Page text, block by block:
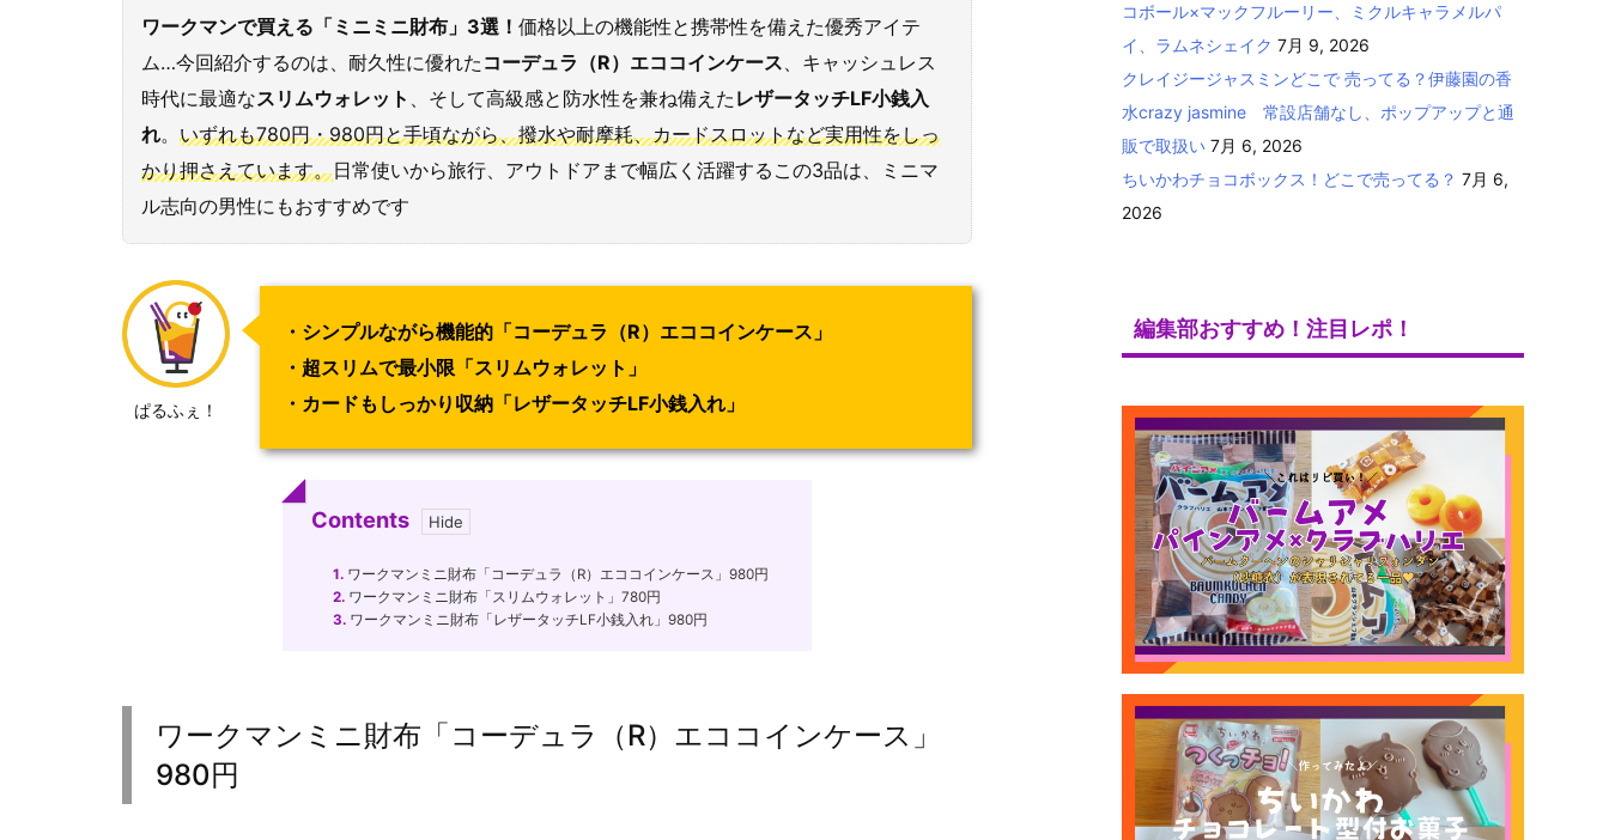
ワークマンで買える「ミニミニ財布」3選！ 価格以上の機能性と携帯性を備えた優秀アイテ
ム…今回紹介するのは、耐久性に優れた コーデュラ（R）エココインケース、キャッシュレス
時代に最適なスリムウォレット 、そして高級感と防水性を兼ね備えた レザータッチLF小銭入
れ。 いずれも780円・980円と手頃ながら、撥水や耐摩耗、カードスロットなど実用性をしっ
かり押さえています。日常使いから旅行、アウトドアまで幅広く活躍するこの3品は、ミニマ
ル志向の男性にもおすすめです
ぱるふぇ！
・シンプルながら機能的「コーデュラ（R）エココインケース 」
・超スリムで最小限「スリムウォレット 」
・カードもしっかり収納「レザータッチLF小銭入れ 」
Contents
1. ワークマンミニ財布「コーデュラ（R）エココインケース」980円
2. ワークマンミニ財布「スリムウォレット」780円
3. ワークマンミニ財布「レザータッチLF小銭入れ」980円
ワークマンミニ財布「コーデュラ（R）エココインケース」
980円
コボール×マックフルーリー、ミクルキャラメルパ
イ、ラムネシェイク 7月 9, 2026
クレイジージャスミンどこで 売ってる？伊藤園の香
水crazy jasmine 常設店舗なし、ポップアップと通
販で取扱い 7月 6, 2026
ちいかわチョコボックス！どこで売ってる？ 7月 6,
2026
編集部おすすめ！注目レポ！